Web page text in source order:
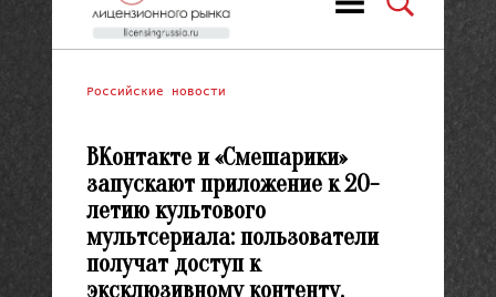
Российские новости
ВКонтакте и «Смешарики»
запускают приложение к 20-
летию культового
мультсериала: пользователи
получат доступ к
эксклюзивному контенту,